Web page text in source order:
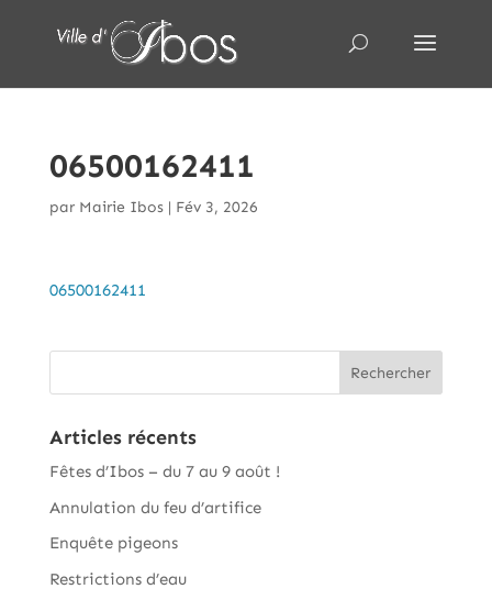
06500162411
par Mairie Ibos| Fév 3, 2026
06500162411
Articles récents
Fêtes d’Ibos – du 7 au 9 août !
Annulation du feu d’artifice
Enquête pigeons
Restrictions d’eau